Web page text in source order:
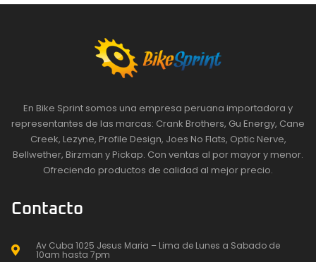
En Bike Sprint somos una empresa peruana importadora y
representantes de las marcas: Crank Brothers, Gu Energy, Cane
Creek, Lezyne, Profile Design, Joes No Flats, Optic Nerve,
Bellwether, Birzman y Pickap. Con ventas al por mayor y menor.
Ofreciendo productos de calidad al mejor precio.
Contacto
Av Cuba 1025 Jesus Maria – Lima de Lunes a Sabado de
10am hasta 7pm